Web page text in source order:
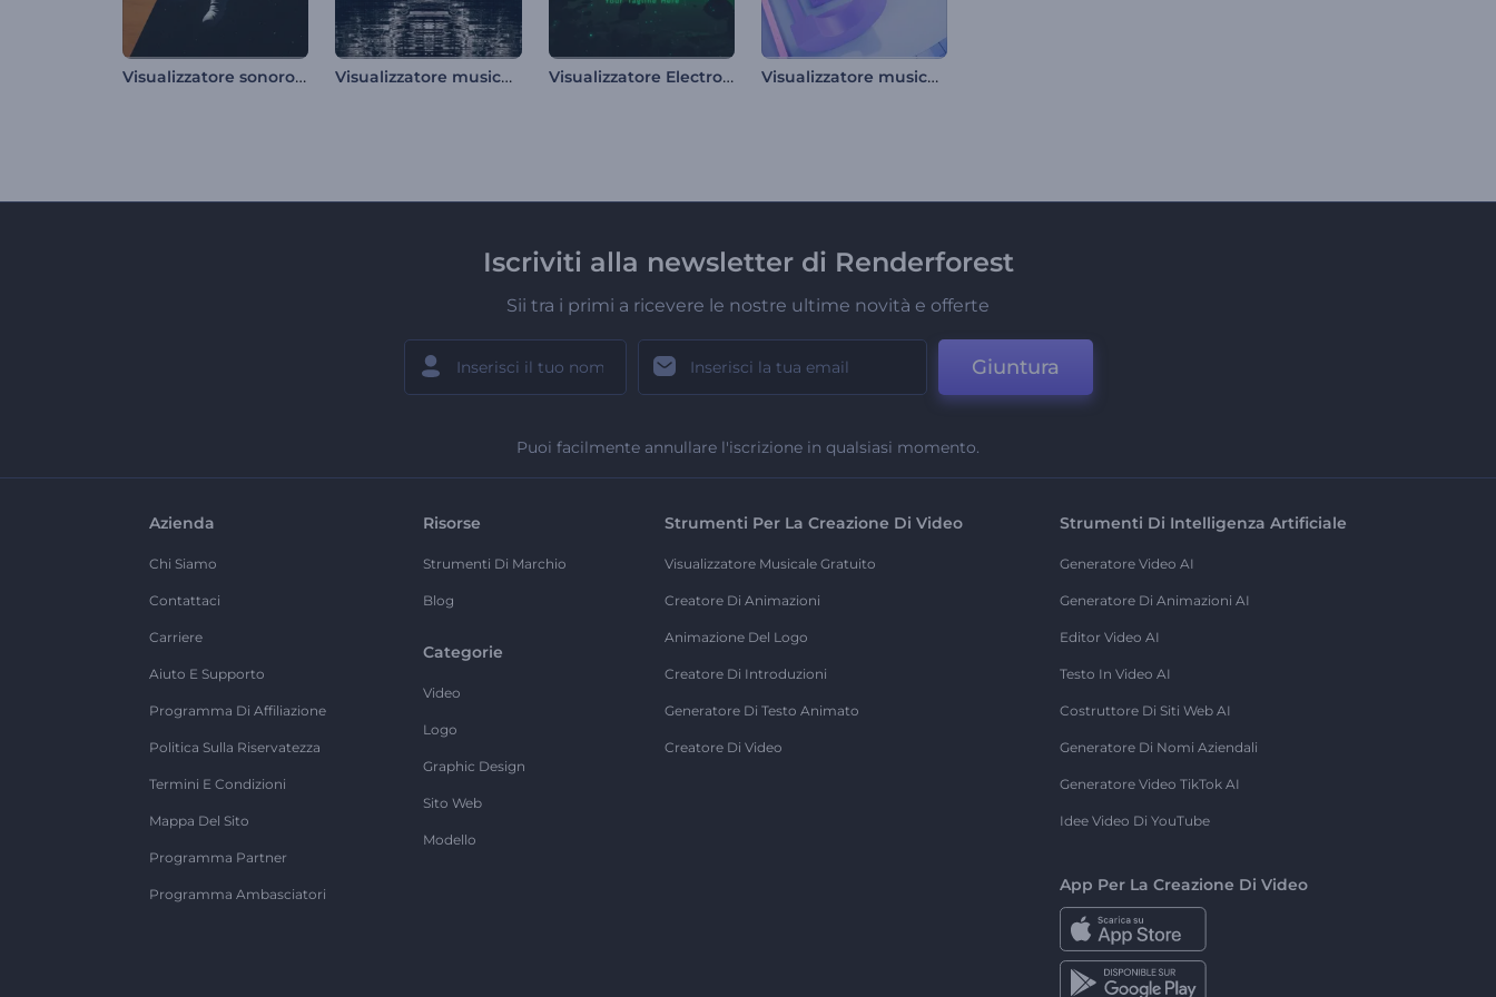
Visualizzatore sonoro di echi enigmatici Visualizzatore musicale di particelle pulsanti Visualizzatore Electro Dubstep Visualizzatore musicale a movimento cinetico
Iscriviti alla newsletter di Renderforest
Sii tra i primi a ricevere le nostre ultime novità e offerte
Giuntura
Puoi facilmente annullare l'iscrizione in qualsiasi momento.
Azienda
Chi Siamo
Contattaci
Carriere
Aiuto E Supporto
Programma Di Affiliazione
Politica Sulla Riservatezza
Termini E Condizioni
Mappa Del Sito
Programma Partner
Programma Ambasciatori
Risorse
Strumenti Di Marchio
Blog
Categorie
Video
Logo
Graphic Design
Sito Web
Modello
Strumenti Per La Creazione Di Video
Visualizzatore Musicale Gratuito
Creatore Di Animazioni
Animazione Del Logo
Creatore Di Introduzioni
Generatore Di Testo Animato
Creatore Di Video
Strumenti Di Intelligenza Artificiale
Generatore Video AI
Generatore Di Animazioni AI
Editor Video AI
Testo In Video AI
Costruttore Di Siti Web AI
Generatore Di Nomi Aziendali
Generatore Video TikTok AI
Idee Video Di YouTube
App Per La Creazione Di Video